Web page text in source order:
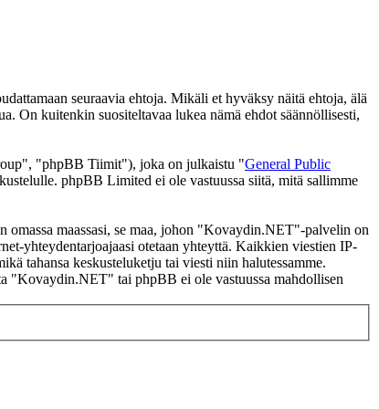
seuraavia ehtoja. Mikäli et hyväksy näitä ehtoja, älä
On kuitenkin suositeltavaa lukea nämä ehdot säännöllisesti,
"phpBB Tiimit"), joka on julkaistu "General Public
phpBB Limited ei ole vastuussa siitä, mitä sallimme
omassa maassasi, se maa, johon "Kovaydin.NET"-palvelin on
yhteydentarjoajaasi otetaan yhteyttä. Kaikkien viestien IP-
tahansa keskusteluketju tai viesti niin halutessamme.
"Kovaydin.NET" tai phpBB ei ole vastuussa mahdollisen